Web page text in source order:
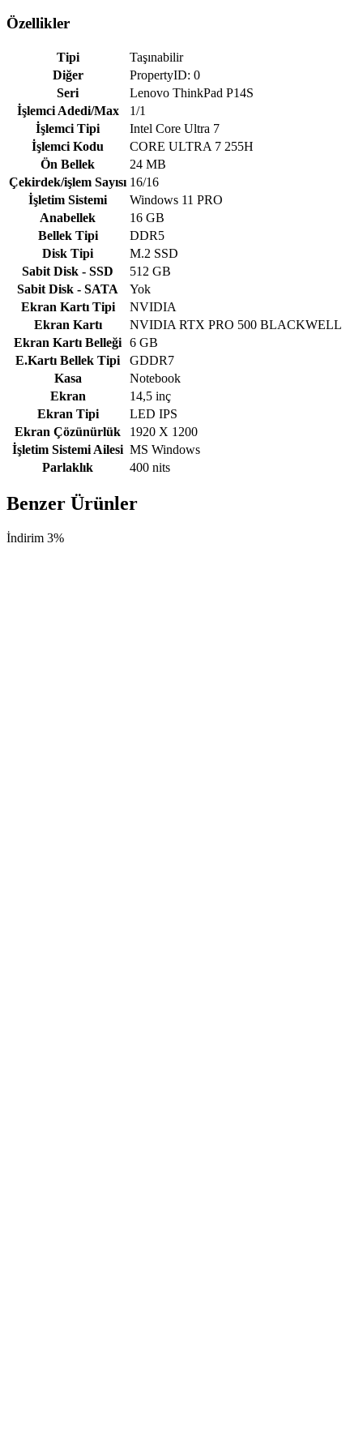
Özellikler
Tipi
Taşınabilir
Diğer
PropertyID: 0
Seri
Lenovo ThinkPad P14S
İşlemci Adedi/Max
1/1
İşlemci Tipi
Intel Core Ultra 7
İşlemci Kodu
CORE ULTRA 7 255H
Ön Bellek
24 MB
Çekirdek/işlem Sayısı 16/16
İşletim Sistemi
Windows 11 PRO
Anabellek
16 GB
Bellek Tipi
DDR5
Disk Tipi
M.2 SSD
Sabit Disk - SSD
512 GB
Sabit Disk - SATA
Yok
Ekran Kartı Tipi
NVIDIA
Ekran Kartı
NVIDIA RTX PRO 500 BLACKWELL
Ekran Kartı Belleği 6 GB
E.Kartı Bellek Tipi
GDDR7
Kasa
Notebook
Ekran
14,5 inç
Ekran Tipi
LED IPS
Ekran Çözünürlük
1920 X 1200
İşletim Sistemi Ailesi MS Windows
Parlaklık
400 nits
Benzer Ürünler
İndirim 3%